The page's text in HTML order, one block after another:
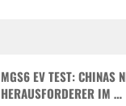
MGS6 EV TEST: CHINAS
HERAUSFORDERER IM …